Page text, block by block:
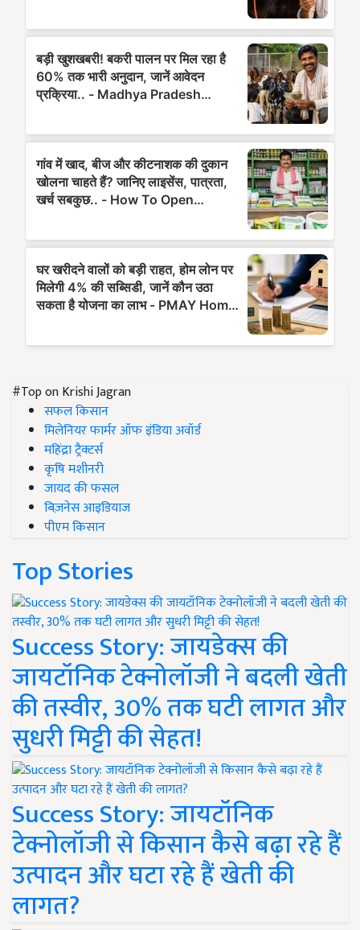
#Top on Krishi Jagran
सफल किसान
मिलेनियर फार्मर ऑफ इंडिया अवॉर्ड
महिंद्रा ट्रैक्टर्स
कृषि मशीनरी
जायद की फसल
बिज़नेस आइडियाज
पीएम किसान
Top Stories
Success Story: जायडेक्स की
जायटॉनिक टेक्नोलॉजी ने बदली खेती
की तस्वीर, 30% तक घटी लागत और
सुधरी मिट्टी की सेहत!
Success Story: जायटॉनिक
टेक्नोलॉजी से किसान कैसे बढ़ा रहे हैं
उत्पादन और घटा रहे हैं खेती की
लागत?